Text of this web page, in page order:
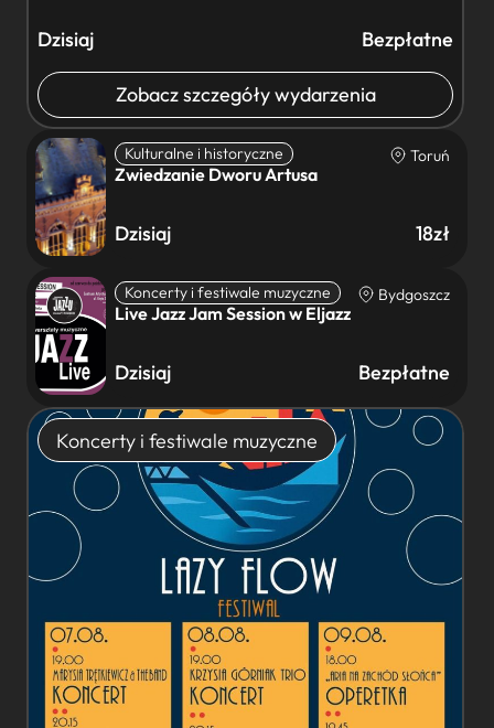
Dzisiaj Bezpłatne
Zobacz szczegóły wydarzenia
Kulturalne i historyczne Toruń
Zwiedzanie Dworu Artusa
Dzisiaj 18zł
Koncerty i festiwale muzyczne Bydgoszcz
Live Jazz Jam Session w Eljazz
Dzisiaj Bezpłatne
Koncerty i festiwale muzyczne